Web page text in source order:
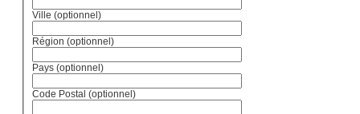
Ville (optionnel)
Région (optionnel)
Pays (optionnel)
Code Postal (optionnel)